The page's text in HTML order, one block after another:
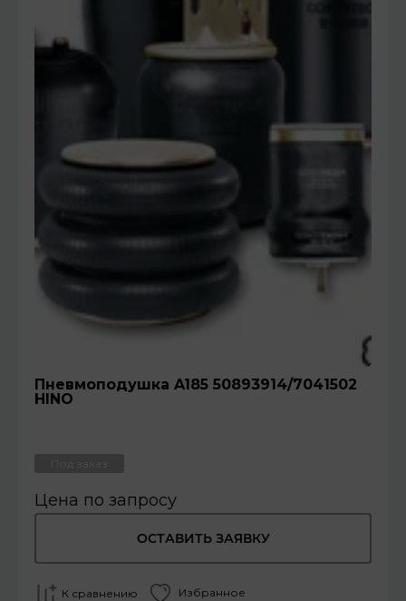
Пневмоподушка A185 50893914/7041502
HINO
Цена по запросу
ОСТАВИТЬ ЗАЯВКУ
К сравнению Избранное